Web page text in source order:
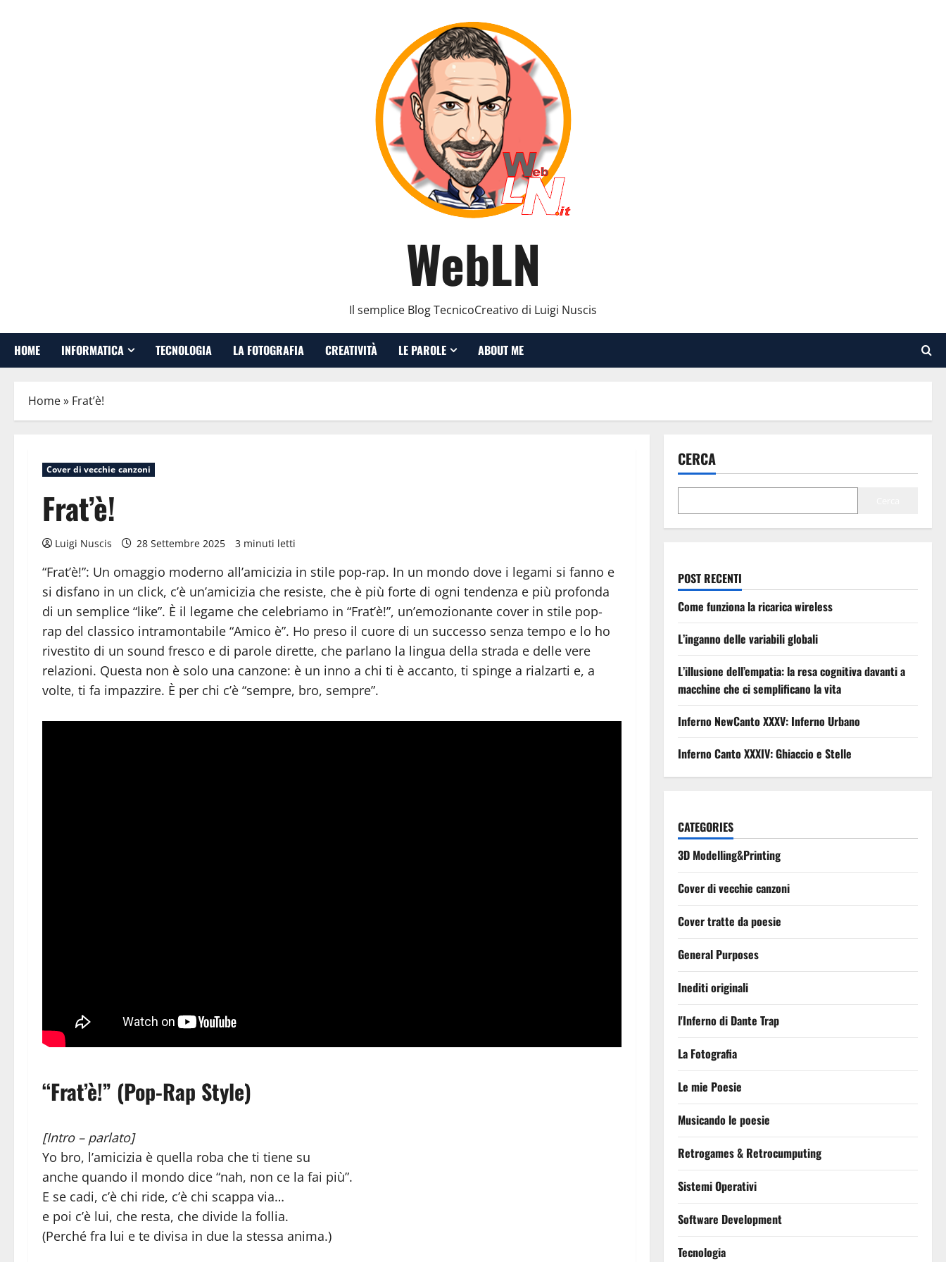
WebLN
Il semplice Blog TecnicoCreativo di Luigi Nuscis
HOME INFORMATICA TECNOLOGIA LA FOTOGRAFIA CREATIVITÀ LE PAROLE ABOUT ME
Home» Frat’è!
Cover di vecchie canzoni
Frat’è!
Luigi Nuscis 28 Settembre 2025 3 minuti letti
“Frat’è!”: Un omaggio moderno all’amicizia in stile pop-rap. In un mondo dove i legami si fanno e
si disfano in un click, c’è un’amicizia che resiste, che è più forte di ogni tendenza e più profonda
di un semplice “like”. È il legame che celebriamo in “Frat’è!”, un’emozionante cover in stile pop-
rap del classico intramontabile “Amico è”. Ho preso il cuore di un successo senza tempo e lo ho
rivestito di un sound fresco e di parole dirette, che parlano la lingua della strada e delle vere
relazioni. Questa non è solo una canzone: è un inno a chi ti è accanto, ti spinge a rialzarti e, a
volte, ti fa impazzire. È per chi c’è “sempre, bro, sempre”.
“Frat’è!” (Pop-Rap Style)
[Intro – parlato]
Yo bro, l’amicizia è quella roba che ti tiene su
anche quando il mondo dice “nah, non ce la fai più”.
E se cadi, c’è chi ride, c’è chi scappa via…
e poi c’è lui, che resta, che divide la follia.
(Perché fra lui e te divisa in due la stessa anima.)
CERCA
POST RECENTI
Come funziona la ricarica wireless
L’inganno delle variabili globali
L’illusione dell’empatia: la resa cognitiva davanti a
macchine che ci semplificano la vita
Inferno NewCanto XXXV: Inferno Urbano
Inferno Canto XXXIV: Ghiaccio e Stelle
CATEGORIES
3D Modelling&Printing
Cover di vecchie canzoni
Cover tratte da poesie
General Purposes
Inediti originali
l'Inferno di Dante Trap
La Fotografia
Le mie Poesie
Musicando le poesie
Retrogames & Retrocumputing
Sistemi Operativi
Software Development
Tecnologia